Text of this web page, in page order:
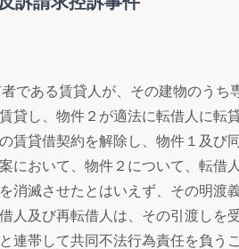
である賃貸人が、その建物のうち
貸し、物件２が適法に転借人に転
賃貸借契約を解除し、物件１及び
において、物件２について、転借
消滅させたとはいえず、その明渡
人及び再転借人は、その引渡しを
連帯して共同不法行為責任を負う